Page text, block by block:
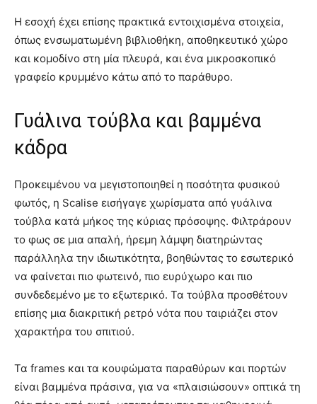
Η εσοχή έχει επίσης πρακτικά εντοιχισμένα στοιχεία,
όπως ενσωματωμένη βιβλιοθήκη, αποθηκευτικό χώρο
και κομοδίνο στη μία πλευρά, και ένα μικροσκοπικό
γραφείο κρυμμένο κάτω από το παράθυρο.
Γυάλινα τούβλα και βαμμένα
κάδρα
Προκειμένου να μεγιστοποιηθεί η ποσότητα φυσικού
φωτός, η Scalise εισήγαγε χωρίσματα από γυάλινα
τούβλα κατά μήκος της κύριας πρόσοψης. Φιλτράρουν
το φως σε μια απαλή, ήρεμη λάμψη διατηρώντας
παράλληλα την ιδιωτικότητα, βοηθώντας το εσωτερικό
να φαίνεται πιο φωτεινό, πιο ευρύχωρο και πιο
συνδεδεμένο με το εξωτερικό. Τα τούβλα προσθέτουν
επίσης μια διακριτική ρετρό νότα που ταιριάζει στον
χαρακτήρα του σπιτιού.
Τα frames και τα κουφώματα παραθύρων και πορτών
είναι βαμμένα πράσινα, για να «πλαισιώσουν» οπτικά τη